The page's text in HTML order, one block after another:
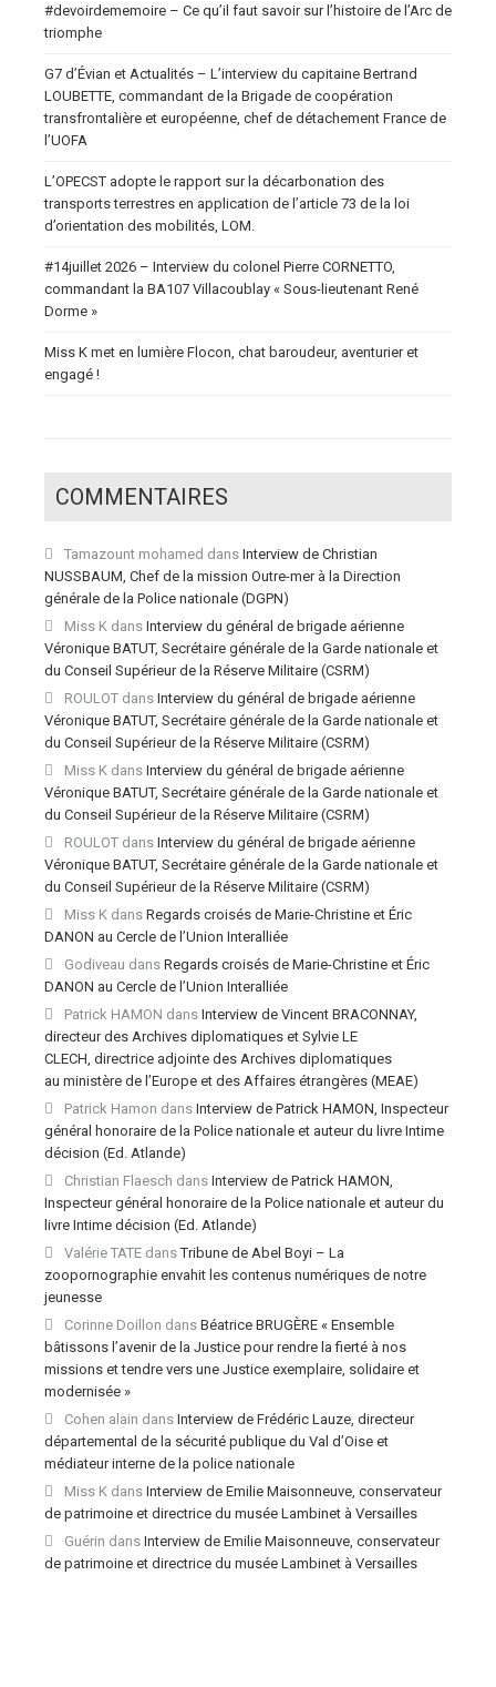
#devoirdememoire – Ce qu’il faut savoir sur l’histoire de l’Arc de
triomphe
G7 d’Évian et Actualités – L’interview du capitaine Bertrand
LOUBETTE, commandant de la Brigade de coopération
transfrontalière et européenne, chef de détachement France de
l’UOFA
L’OPECST adopte le rapport sur la décarbonation des
transports terrestres en application de l’article 73 de la loi
d’orientation des mobilités, LOM.
#14juillet 2026 – Interview du colonel Pierre CORNETTO,
commandant la BA107 Villacoublay « Sous-lieutenant René
Dorme »
Miss K met en lumière Flocon, chat baroudeur, aventurier et
engagé !
COMMENTAIRES
Tamazount mohamed dans Interview de Christian
NUSSBAUM, Chef de la mission Outre-mer à la Direction
générale de la Police nationale (DGPN)
Miss K dans Interview du général de brigade aérienne
Véronique BATUT, Secrétaire générale de la Garde nationale et
du Conseil Supérieur de la Réserve Militaire (CSRM)
ROULOT dans Interview du général de brigade aérienne
Véronique BATUT, Secrétaire générale de la Garde nationale et
du Conseil Supérieur de la Réserve Militaire (CSRM)
Miss K dans Interview du général de brigade aérienne
Véronique BATUT, Secrétaire générale de la Garde nationale et
du Conseil Supérieur de la Réserve Militaire (CSRM)
ROULOT dans Interview du général de brigade aérienne
Véronique BATUT, Secrétaire générale de la Garde nationale et
du Conseil Supérieur de la Réserve Militaire (CSRM)
Miss K dans Regards croisés de Marie-Christine et Éric
DANON au Cercle de l’Union Interalliée
Godiveau dans Regards croisés de Marie-Christine et Éric
DANON au Cercle de l’Union Interalliée
Patrick HAMON dans Interview de Vincent BRACONNAY,
directeur des Archives diplomatiques et Sylvie LE
CLECH, directrice adjointe des Archives diplomatiques
au ministère de l’Europe et des Affaires étrangères (MEAE)
Patrick Hamon dans Interview de Patrick HAMON, Inspecteur
général honoraire de la Police nationale et auteur du livre Intime
décision (Ed. Atlande)
Christian Flaesch dans Interview de Patrick HAMON,
Inspecteur général honoraire de la Police nationale et auteur du
livre Intime décision (Ed. Atlande)
Valérie TATE dansTribune de Abel Boyi – La
zoopornographie envahit les contenus numériques de notre
jeunesse
Corinne Doillon dans Béatrice BRUGÈRE « Ensemble
bâtissons l’avenir de la Justice pour rendre la fierté à nos
missions et tendre vers une Justice exemplaire, solidaire et
modernisée »
Cohen alain dans Interview de Frédéric Lauze, directeur
départemental de la sécurité publique du Val d’Oise et
médiateur interne de la police nationale
Miss K dans Interview de Emilie Maisonneuve, conservateur
de patrimoine et directrice du musée Lambinet à Versailles
Guérin dans Interview de Emilie Maisonneuve, conservateur
de patrimoine et directrice du musée Lambinet à Versailles